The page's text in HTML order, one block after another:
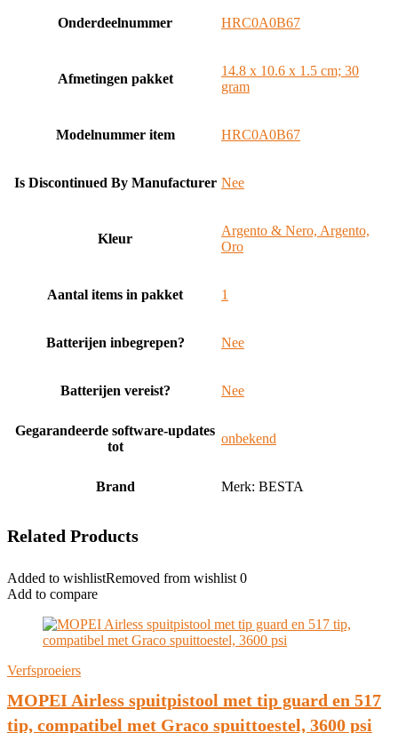
Onderdeelnummer ‎HRC0A0B67
Afmetingen pakket
‎14.8 x 10.6 x 1.5 cm; 30
gram
Modelnummer item ‎HRC0A0B67
Is Discontinued By Manufacturer ‎Nee
Kleur
‎Argento & Nero, Argento,
Oro
Aantal items in pakket ‎1
Batterijen inbegrepen? ‎Nee
Batterijen vereist? ‎Nee
Gegarandeerde software-updates
tot
‎onbekend
Brand Merk: BESTA
Related Products
Added to wishlistRemoved from wishlist 0
Add to compare
Verfsproeiers
MOPEI Airless spuitpistool met tip guard en 517
tip, compatibel met Graco spuittoestel, 3600 psi